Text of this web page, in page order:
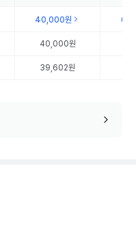
40,000원
40,000원
39,602원